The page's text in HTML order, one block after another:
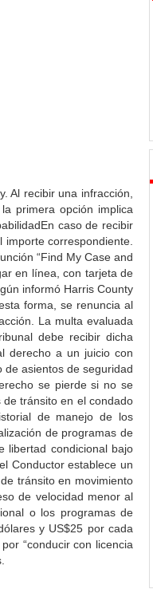
Al recibir una infracción,
primera opción implica
caso de recibir
correspondiente.
“Find My Case and
en línea, con tarjeta de
informó Harris County
forma, se renuncia al
La multa evaluada
debe recibir dicha
derecho a un juicio con
asientos de seguridad
se pierde si no se
tránsito en el condado
de manejo de los
de programas de
libertad condicional bajo
Conductor establece un
tránsito en movimiento
de velocidad menor al
o los programas de
y US$25 por cada
“conducir con licencia